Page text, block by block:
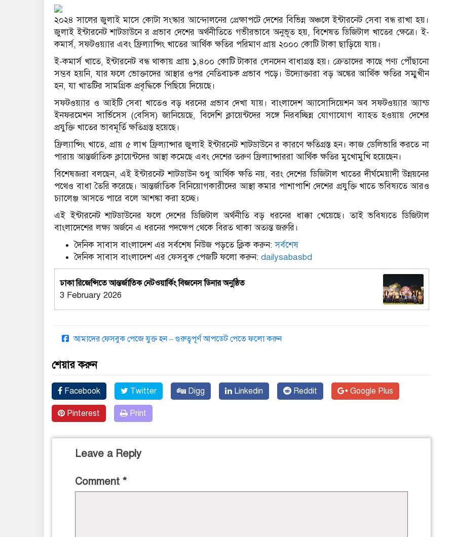
২০২৪ সালের জুলাই মাসে কোটা সংস্কার আন্দোলনের প্রেক্ষাপটে দেশের বিভিন্ন অঞ্চলে ইন্টারনেট সেবা বন্ধ রাখা হয়।
জুলাই ইন্টারনেট শাটডাউনে র প্রভাব দেশের অর্থনীতিতে গভীরভাবে অনুভূত হয়, বিশেষত ডিজিটাল খাতের ক্ষেত্রে। ই-
কমার্স, সফটওয়্যার এবং ফ্রিল্যান্সিং খাতের আর্থিক ক্ষতির পরিমাণ প্রায় ২০০০ কোটি টাকা ছাড়িয়ে যায়।
ই-কমার্স খাতে, ইন্টারনেট বন্ধ থাকায় প্রায় ১,৪০০ কোটি টাকার লেনদেন বাধাগ্রস্ত হয়। ক্রেতাদের কাছে পণ্য পৌঁছানো
সম্ভব হয়নি, যার ফলে ভোক্তাদের আস্থার ওপর নেতিবাচক প্রভাব পড়ে। উদ্যোক্তারা বড় অঙ্কের আর্থিক ক্ষতির সম্মুখীন
হন, যা খাতটির সামগ্রিক প্রবৃদ্ধিকে পিছিয়ে দিয়েছে।
সফটওয়্যার ও আইটি সেবা খাতেও বড় ধরনের প্রভাব দেখা যায়। বাংলাদেশ অ্যাসোসিয়েশন অব সফটওয়্যার অ্যান্ড
ইনফরমেশন সার্ভিসেস (বেসিস) জানিয়েছে, বিদেশি ক্লায়েন্টদের সঙ্গে নিরবচ্ছিন্ন যোগাযোগ ব্যাহত হওয়ায় দেশের
প্রযুক্তি খাতের ভাবমূর্তি ক্ষতিগ্রস্ত হয়েছে।
ফ্রিল্যান্সিং খাতে, প্রায় ৫ লাখ ফ্রিল্যান্সার জুলাই ইন্টারনেট শাটডাউনে র কারণে ক্ষতিগ্রস্ত হন। কাজ ডেলিভারি করতে না
পারায় আন্তর্জাতিক ক্লায়েন্টদের আস্থা কমেছে এবং দেশের তরুণ ফ্রিল্যান্সাররা আর্থিক ক্ষতির মুখোমুখি হয়েছেন।
বিশেষজ্ঞরা বলছেন, এই ইন্টারনেট শাটডাউন শুধু আর্থিক ক্ষতি নয়, বরং দেশের ডিজিটাল খাতের দীর্ঘমেয়াদী উন্নয়নের
পথেও বাধা তৈরি করেছে। আন্তর্জাতিক বিনিয়োগকারীদের আস্থা কমার পাশাপাশি দেশের প্রযুক্তি খাতে ভবিষ্যতে আরও
চ্যালেঞ্জ আসতে পারে বলে আশঙ্কা করা হচ্ছে।
এই ইন্টারনেট শাটডাউনের ফলে দেশের ডিজিটাল অর্থনীতি বড় ধরনের ধাক্কা খেয়েছে। তাই ভবিষ্যতে ডিজিটাল
বাংলাদেশের লক্ষ্য অর্জনে এ ধরনের পদক্ষেপ থেকে বিরত থাকা অত্যন্ত জরুরি।
দৈনিক সাবাস বাংলাদেশ এর সর্বশেষ নিউজ পড়তে ক্লিক করুন:সর্বশেষ
দৈনিক সাবাস বাংলাদেশ এর ফেসবুক পেজটি ফলো করুন: dailysabasbd
ঢাকা রিজেন্সিতে আন্তর্জাতিক নেটওয়ার্কিং বিজনেস ডিনার অনুষ্ঠিত
3 February 2026
আমাদের ফেসবুক পেজে যুক্ত হন – গুরুত্বপূর্ণ আপডেট পেতে ফলো করুন
শেয়ার করুন
Facebook Twitter Digg Linkedin Reddit Google Plus
Pinterest Print
Leave a Reply
Comment *